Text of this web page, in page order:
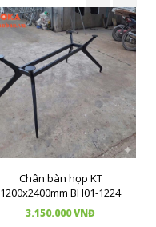
Chân bàn họp KT
1200x2400mm BH01-1224
3.150.000 VNĐ